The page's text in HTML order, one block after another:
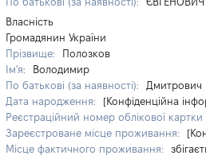
Власність
Громадянин України
Прізвище:
Полозков
Ім'я:
Володимир
По батькові (за наявності):
Дмитрович
Дата народження:
[Конфіденційна
Реєстраційний номер облікової картки
Зареєстроване місце проживання:
Місце фактичного проживання: